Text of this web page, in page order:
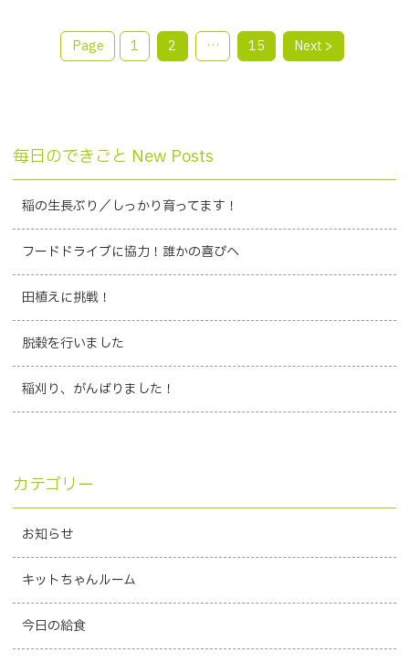
Page 1 2 … 15 Next >
毎日のできごと New Posts
稲の生長ぶり／しっかり育ってます！
フードドライブに協力！誰かの喜びへ
田植えに挑戦！
脱穀を行いました
稲刈り、がんばりました！
カテゴリー
お知らせ
キットちゃんルーム
今日の給食